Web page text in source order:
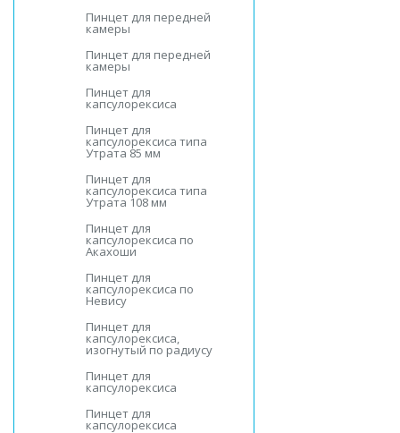
Пинцет для передней
камеры
Пинцет для передней
камеры
Пинцет для
капсулорексиса
Пинцет для
капсулорексиса типа
Утрата 85 мм
Пинцет для
капсулорексиса типа
Утрата 108 мм
Пинцет для
капсулорексиса по
Акахоши
Пинцет для
капсулорексиса по
Невису
Пинцет для
капсулорексиса,
изогнутый по радиусу
Пинцет для
капсулорексиса
Пинцет для
капсулорексиса